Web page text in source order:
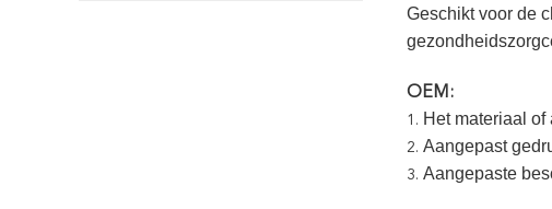
Geschikt voor de
OEM:
1. Het materiaal
2. Aangepast
3. Aangepaste